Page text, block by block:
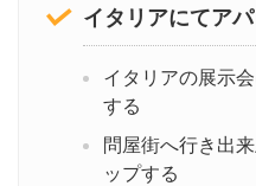
イタリアにてア
イタリアの展示
する
問屋街へ行き出
ップする